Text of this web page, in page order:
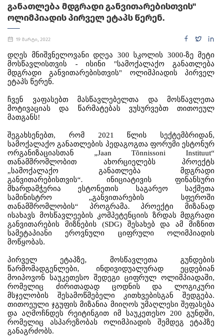
ᲒᲐᲜᲐᲗᲚᲔᲑᲐ ᲛᲓᲒᲠᲐᲓᲘ ᲒᲐᲜᲕᲘᲗᲐᲠᲔᲑᲘᲡᲗᲕᲘᲡ"
ᲝᲚᲘᲛᲞᲘᲐᲓᲘᲡ ᲞᲘᲠᲕᲔᲚ ᲔᲢᲐᲞᲡ ᲬᲔᲠᲔᲜ.
19 მარტი, 2022
დღეს მნიშვნელოვანი დღეა 300 სკოლის 3000-ზე მეტი
მოსწავლისთვის - ისინი "სამოქალაქო
განათლება
მდგრადი
განვითარებისთვის" ოლიმპიადის
პირველ
ეტაპს წერენ.
ჩვენ ვაფასებთ მასწავლებელთა და
მოსწავლეთა
მოტივაციას
და წარმატებას ვუსურვებთ
თითოეულ
მათგანს!
შეგახსენებთ, რომ 2021 წლის სექტემბრიდან,
სამოქალაქო განათლების პედაგოგთა ფორუმი ესტონურ
ორგანიზაციასთან
„Jaan Tõnnissoni Instituut“
თანამშრომლობით
ახორციელებს
პროექტს
„სამოქალაქო განათლება
მდგრადი
განვითარებისთვის“. ინიციატივის
ფინანსური
მხარდამჭერია
ესტონეთის საგარეო
საქმეთა
სამინისტრო
„განვითარების
სფეროში
თანამშრომლობის“ პროგრამა.პროექტი
მიზანად
ისახავს მოსწავლეების კომპეტენციის ზრდას მდგრადი
განვითარების
მიზნების (SDG) შესახებ და ამ
მიზნით
სამეტაპიანი
ეროვნული ციფრული
ოლიმპიადის
მოწყობას.
პირველ ეტაპზე, მოსწავლეთა
გუნდების
წარმომადგენლები, ინდივიდუალურად
ეცდებიან
მოიპოვონ
საუკეთესო შედეგი ციფრულ ოლიმპიადაში,
რომელიც
ძირითადად ცოდნის და
ლოგიკური
მსჯელობის
შესამოწმებელი კითხვებისგან შედგება.
თითოეული ჯგუფის მიზანია მიიღოს უმაღლესი შეფასება
და აღმოჩნდეს რეიტინგით იმ საუკეთესო 200 გუნდში,
რომელიც
ასპარეზობას ოლიმპიადის შემდეგ
ეტაპზე
განაგრძობს.